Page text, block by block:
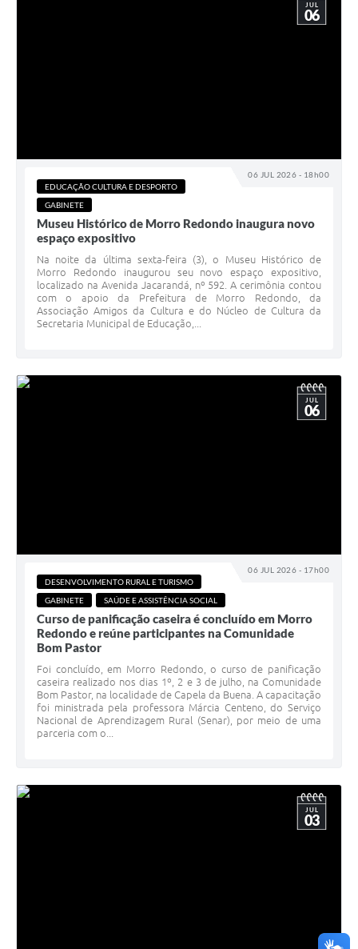
06 JUL 2026 - 18h00
JUL
06
EDUCAÇÃO CULTURA E DESPORTO
GABINETE
Museu Histórico de Morro Redondo inaugura novo
espaço expositivo
Na noite da última sexta-feira (3), o Museu Histórico de
Morro Redondo inaugurou seu novo espaço expositivo,
localizado na Avenida Jacarandá, nº 592. A cerimônia contou
com o apoio da Prefeitura de Morro Redondo, da
Associação Amigos da Cultura e do Núcleo de Cultura da
Secretaria Municipal de Educação,...
06 JUL 2026 - 17h00
JUL
06
DESENVOLVIMENTO RURAL E TURISMO
GABINETE
SAÚDE E ASSISTÊNCIA SOCIAL
Curso de panificação caseira é concluído em Morro
Redondo e reúne participantes na Comunidade
Bom Pastor
Foi concluído, em Morro Redondo, o curso de panificação
caseira realizado nos dias 1º, 2 e 3 de julho, na Comunidade
Bom Pastor, na localidade de Capela da Buena. A capacitação
foi ministrada pela professora Márcia Centeno, do Serviço
Nacional de Aprendizagem Rural (Senar), por meio de uma
parceria com o...
JUL
03